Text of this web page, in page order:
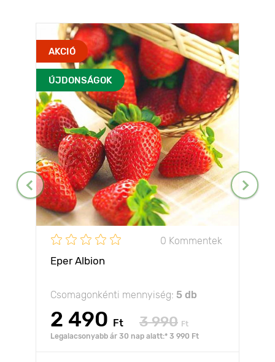
AKCIÓ
ÚJDONSÁGOK
0 Kommentek
Eper Albion
Csomagonkénti mennyiség: 5 db
2 490 Ft 3 990 Ft
Legalacsonyabb ár 30 nap alatt:* 3 990 Ft